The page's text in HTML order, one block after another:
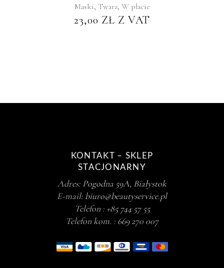
Maski, Twarz, W płacie
23,00 ZŁ Z VAT
KONTAKT – SKLEP
STACJONARNY
Adres: Pogodna 59A, Białystok
E-mail: biuro@beautyservice.pl
Telefon : +85 744 57 55
Telefon kom. : 669 270 007